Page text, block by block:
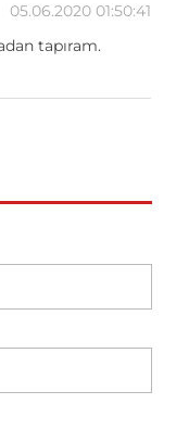
05.06.2020 01:50:41
tapıram.